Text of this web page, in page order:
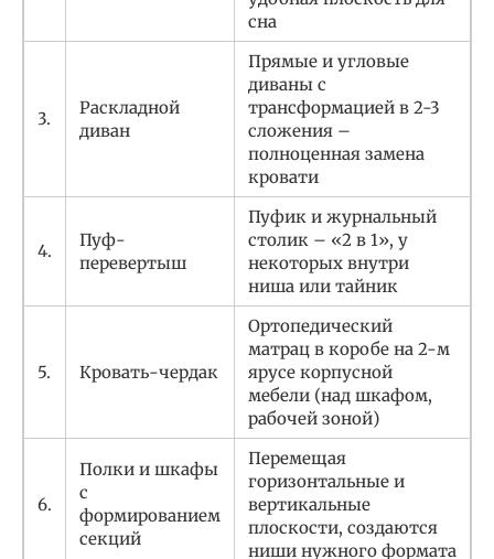
сна
3.
Раскладной
диван
Прямые и угловые
диваны с
трансформацией в 2-3
сложения –
полноценная замена
кровати
4.
Пуф-
перевертыш
Пуфик и журнальный
столик – «2 в 1», у
некоторых внутри
ниша или тайник
5. Кровать-чердак
Ортопедический
матрац в коробе на 2-м
ярусе корпусной
мебели (над шкафом,
рабочей зоной)
6.
Полки и шкафы
с
формированием
секций
Перемещая
горизонтальные и
вертикальные
плоскости, создаются
ниши нужного формата